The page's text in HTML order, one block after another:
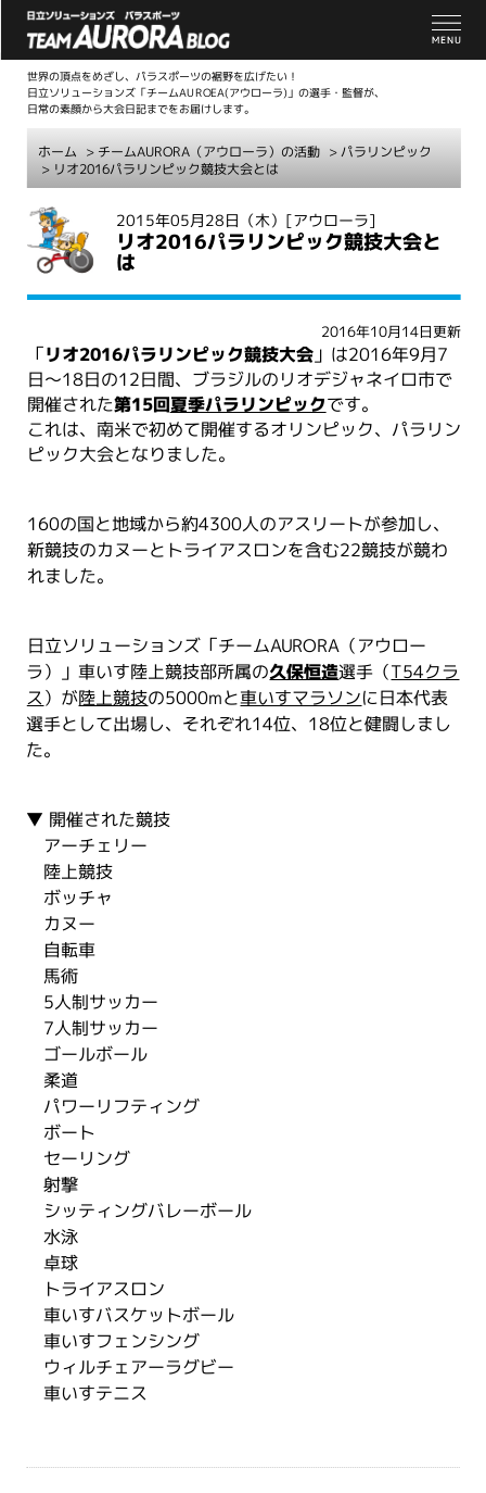
世界の頂点をめざし、パラスポーツの裾野を広げたい！
日立ソリューションズ「チームAUROEA(アウローラ)」の選手・監督が、
日常の素顔から大会日記までをお届けします。
ホーム > チームAURORA（アウローラ）の活動 >パラリンピック
> リオ2016パラリンピック競技大会とは
2015年05月28日（木） [アウローラ]
リオ2016パラリンピック競技大会と
は
2016年10月14日更新
「リオ2016パラリンピック競技大会」は2016年9月7
日～18日の12日間、ブラジルのリオデジャネイロ市で
開催された第15回夏季パラリンピックです。
これは、南米で初めて開催するオリンピック、パラリン
ピック大会となりました。
160の国と地域から約4300人のアスリートが参加し、
新競技のカヌーとトライアスロンを含む22競技が競わ
れました。
日立ソリューションズ「チームAURORA（アウロー
ラ）」車いす陸上競技部所属の久保恒造選手（T54クラ
ス）が陸上競技の5000mと車いすマラソンに日本代表
選手として出場し、それぞれ14位、18位と健闘しまし
た。
▼ 開催された競技
アーチェリー
陸上競技
ボッチャ
カヌー
自転車
馬術
5人制サッカー
7人制サッカー
ゴールボール
柔道
パワーリフティング
ボート
セーリング
射撃
シッティングバレーボール
水泳
卓球
トライアスロン
車いすバスケットボール
車いすフェンシング
ウィルチェアーラグビー
車いすテニス